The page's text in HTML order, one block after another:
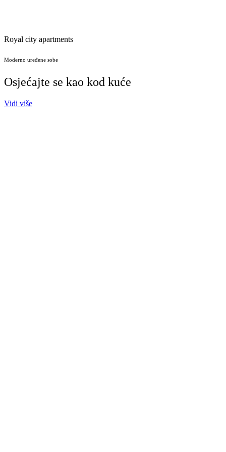
Royal city apartments
Moderno uređene sobe
Osjećajte se kao kod kuće
Vidi više